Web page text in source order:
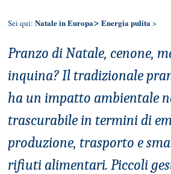
Sei qui: Natale in Europa> Energia pulita >
Pranzo di Natale, cenone,
inquina? Il tradizionale
ha un impatto ambientale
trascurabile in termini di
produzione, trasporto e
rifiuti alimentari. Piccoli